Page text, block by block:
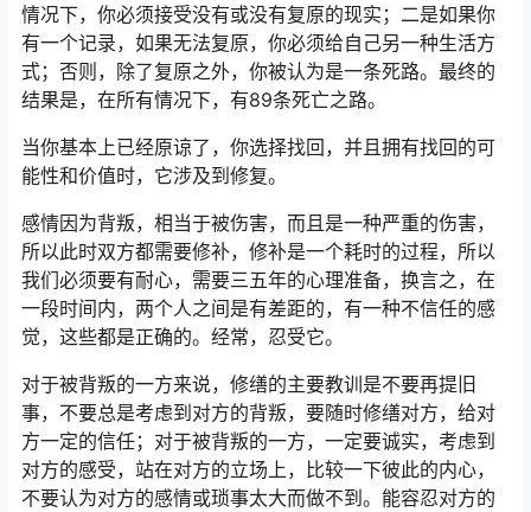
情况下，你必须接受没有或没有复原的现实；二是如果你
有一个记录，如果无法复原，你必须给自己另一种生活方
式；否则，除了复原之外，你被认为是一条死路。最终的
结果是，在所有情况下，有89条死亡之路。
当你基本上已经原谅了，你选择找回，并且拥有找回的可
能性和价值时，它涉及到修复。
感情因为背叛，相当于被伤害，而且是一种严重的伤害，
所以此时双方都需要修补，修补是一个耗时的过程，所以
我们必须要有耐心，需要三五年的心理准备，换言之，在
一段时间内，两个人之间是有差距的，有一种不信任的感
觉，这些都是正确的。经常，忍受它。
对于被背叛的一方来说，修缮的主要教训是不要再提旧
事，不要总是考虑到对方的背叛，要随时修缮对方，给对
方一定的信任；对于被背叛的一方，一定要诚实，考虑到
对方的感受，站在对方的立场上，比较一下彼此的内心，
不要认为对方的感情或琐事太大而做不到。能容忍对方的